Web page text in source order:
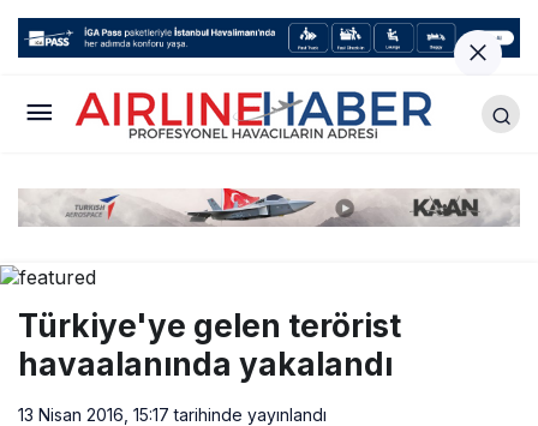
Türkiye'ye gelen terörist
havaalanında yakalandı
13 Nisan 2016, 15:17 tarihinde yayınlandı